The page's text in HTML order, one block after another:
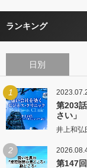
ランキング
日別
1
第203
さい」
井上和弘
2
第147